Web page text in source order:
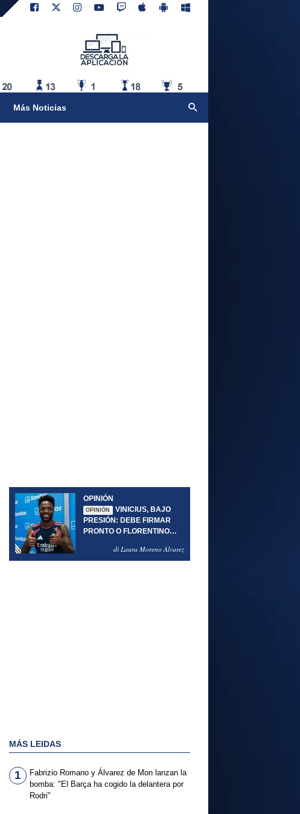
Más Noticias
OPINIÓN
OPINIÓN
VINICIUS, BAJO
PRESIÓN: DEBE FIRMAR
PRONTO O FLORENTINO
di Laura Moreno Álvarez
MÁS LEIDAS
1
Fabrizio Romano y Álvarez de Mon lanzan la
bomba: "El Barça ha cogido la delantera por
Rodri"